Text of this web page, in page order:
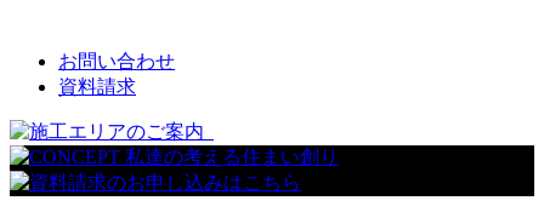
お問い合わせ
資料請求